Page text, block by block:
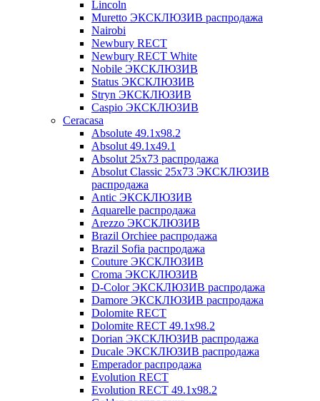
Lincoln
Muretto ЭКСКЛЮЗИВ распродажа
Nairobi
Newbury RECT
Newbury RECT White
Nobile ЭКСКЛЮЗИВ
Status ЭКСКЛЮЗИВ
Stryn ЭКСКЛЮЗИВ
Сaspio ЭКСКЛЮЗИВ
Ceracasa
Absolute 49.1x98.2
Absolut 49.1x49.1
Absolut 25x73 распродажа
Absolut Classic 25x73 ЭКСКЛЮЗИВ
распродажа
Antic ЭКСКЛЮЗИВ
Aquarelle распродажа
Arezzo ЭКСКЛЮЗИВ
Brazil Orchiee распродажа
Brazil Sofia распродажа
Couture ЭКСКЛЮЗИВ
Croma ЭКСКЛЮЗИВ
D-Color ЭКСКЛЮЗИВ распродажа
Damore ЭКСКЛЮЗИВ распродажа
Dolomite RECT
Dolomite RECT 49.1x98.2
Dorian ЭКСКЛЮЗИВ распродажа
Ducale ЭКСКЛЮЗИВ распродажа
Emperador распродажа
Evolution RECT
Evolution RECT 49.1x98.2